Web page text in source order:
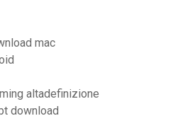
mac
altadefinizione
download